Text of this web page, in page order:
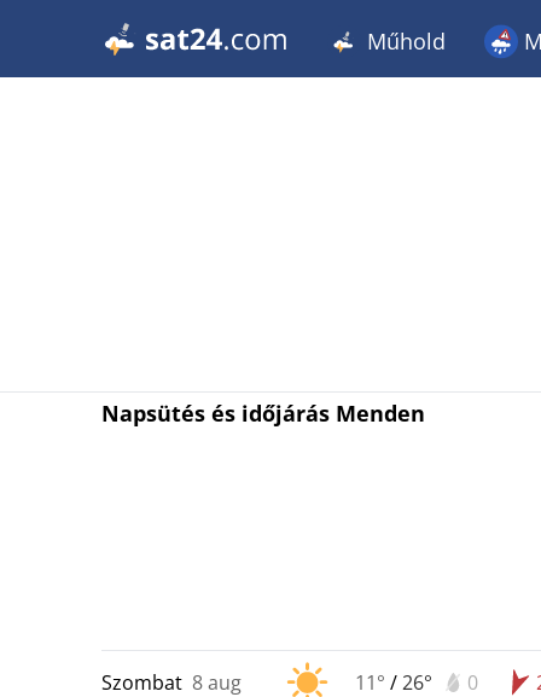
Műhold
Napsütés és időjárás Menden
Szombat 8 aug 11° /26° 0